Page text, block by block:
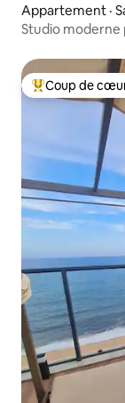
Appartement ·
Studio moderne
Coup de cœur
Coup de